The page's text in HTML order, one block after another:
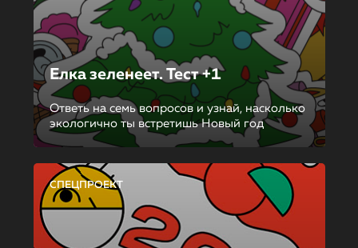
Елка зеленеет. Тест +1
Ответь на семь вопросов и узнай, насколько
экологично ты встретишь Новый год
СПЕЦПРОЕКТ